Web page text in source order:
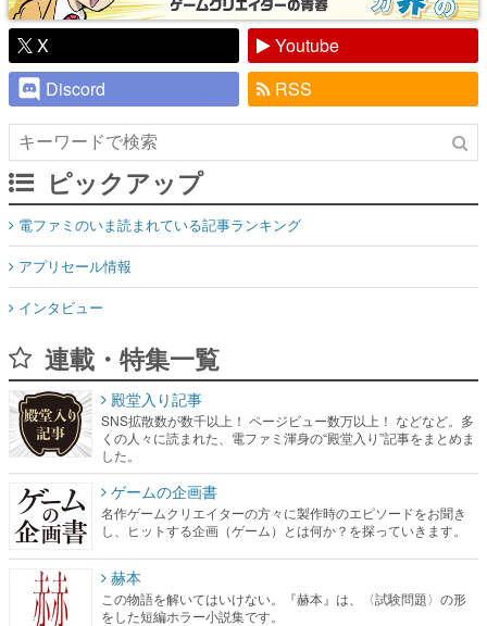
X
Youtube
Discord
RSS
ピックアップ
電ファミのいま読まれている記事ランキング
アプリセール情報
インタビュー
連載・特集一覧
殿堂入り記事
SNS拡散数が数千以上！ ページビュー数万以上！ などなど。多
くの人々に読まれた、電ファミ渾身の“殿堂入り”記事をまとめま
した。
ゲームの企画書
名作ゲームクリエイターの方々に製作時のエピソードをお聞き
し、ヒットする企画（ゲーム）とは何か？を探っていきます。
赫本
この物語を解いてはいけない。『赫本』は、〈試験問題〉の形
をした短編ホラー小説集です。